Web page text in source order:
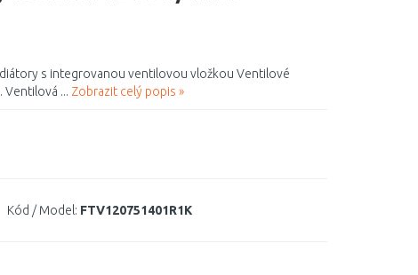
s integrovanou ventilovou vložkou Ventilové
... Zobrazit celý popis »
Kód / Model: FTV120751401R1K